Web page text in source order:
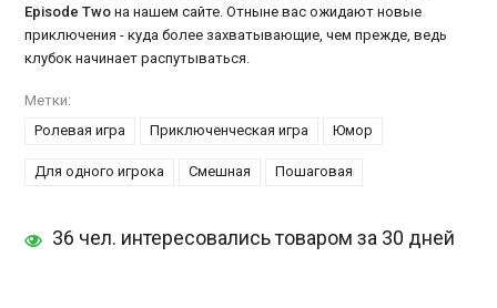
Episode Two на нашем сайте. Отныне вас ожидают новые
приключения - куда более захватывающие, чем прежде, ведь
клубок начинает распутываться.
Метки:
Ролевая игра
Приключенческая игра Юмор
Для одного игрока Смешная Пошаговая
36 чел. интересовались товаром за 30 дней